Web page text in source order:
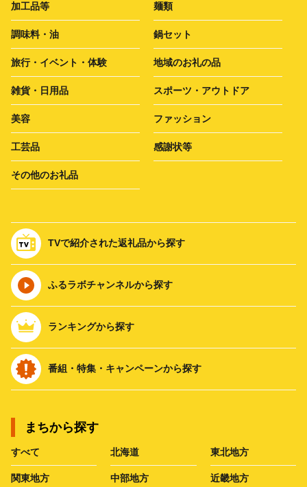
加工品等 麺類
調味料・油 鍋セット
旅行・イベント・体験 地域のお礼の品
雑貨・日用品 スポーツ・アウトドア
美容 ファッション
工芸品 感謝状等
その他のお礼品
TVで紹介された返礼品から探す
ふるラボチャンネルから探す
ランキングから探す
番組・特集・キャンペーンから探す
まちから探す
すべて 北海道 東北地方
関東地方 中部地方 近畿地方